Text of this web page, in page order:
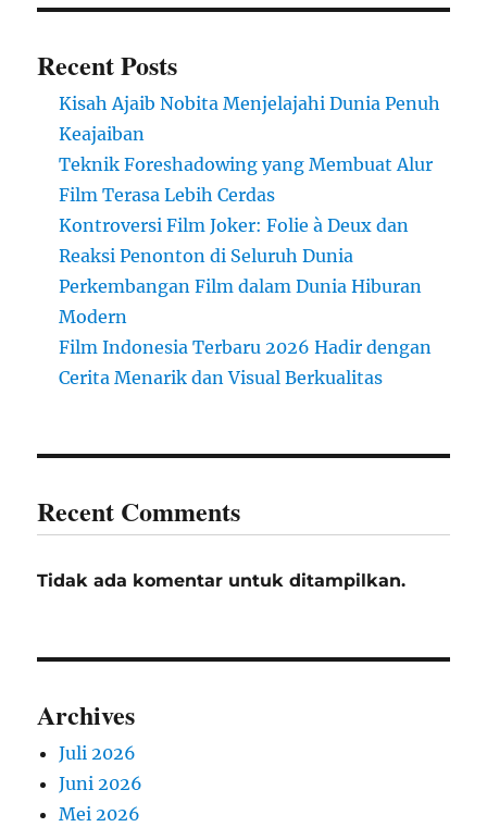
Recent Posts
Kisah Ajaib Nobita Menjelajahi Dunia Penuh
Keajaiban
Teknik Foreshadowing yang Membuat Alur
Film Terasa Lebih Cerdas
Kontroversi Film Joker: Folie à Deux dan
Reaksi Penonton di Seluruh Dunia
Perkembangan Film dalam Dunia Hiburan
Modern
Film Indonesia Terbaru 2026 Hadir dengan
Cerita Menarik dan Visual Berkualitas
Recent Comments
Tidak ada komentar untuk ditampilkan.
Archives
Juli 2026
Juni 2026
Mei 2026